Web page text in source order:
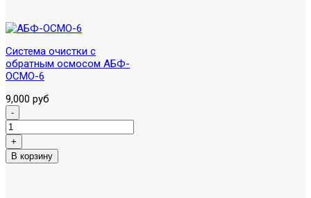
Система очистки с
обратным осмосом АБФ-
ОСМО-6
9,000 руб